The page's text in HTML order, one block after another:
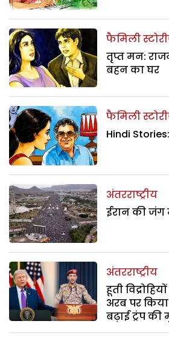
फैमिली
तृप्त मन:
बहन का घर
फैमिली
Hindi
अंतरराष्ट्रीय
ईरान की जंग
अंतरराष्ट्रीय
हूती
अरब पर
बढ़ाई ट्रंप